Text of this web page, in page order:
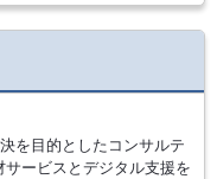
を目的としたコンサルテ
サービスとデジタル支援を